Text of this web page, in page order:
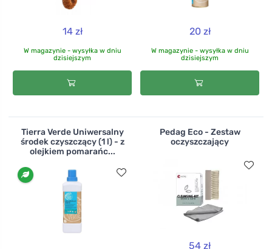
14 zł
W magazynie - wysyłka w dniu
dzisiejszym
20 zł
W magazynie - wysyłka w dniu
dzisiejszym
Tierra Verde Uniwersalny
środek czyszczący (1 l) - z
olejkiem pomarańc...
Pedag Eco - Zestaw
oczyszczający
54 zł